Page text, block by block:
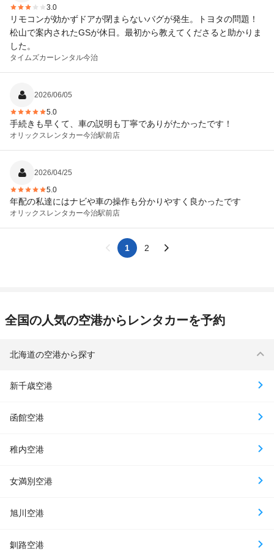
3.0
リモコンが効かずドアが閉まらないバグが発生。トヨタの問題！
松山で案内されたGSが休日。最初から教えてくださると助かりま
した。
タイムズカーレンタル今治
2026/06/05
5.0
手続きも早くて、車の説明も丁寧でありがたかったです！
オリックスレンタカー今治駅前店
2026/04/25
5.0
年配の私達にはナビや車の操作も分かりやすく良かったです
オリックスレンタカー今治駅前店
1 2
全国の人気の空港からレンタカーを予約
北海道の空港から探す
新千歳空港
函館空港
稚内空港
女満別空港
旭川空港
釧路空港